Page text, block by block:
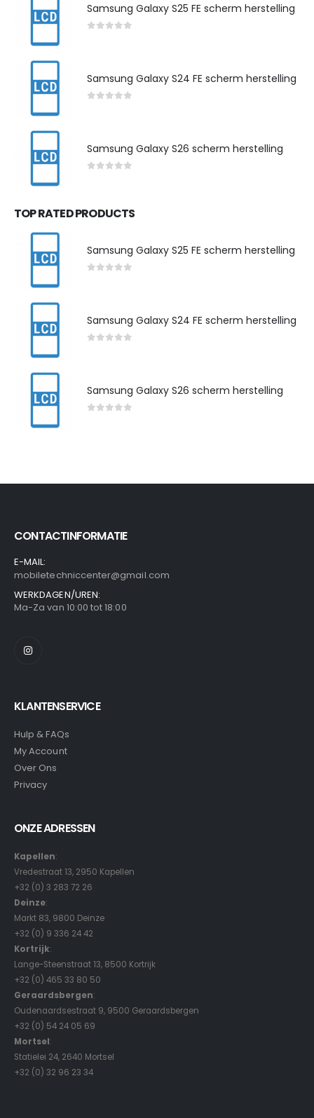
Samsung Galaxy S25 FE scherm herstelling
Samsung Galaxy S24 FE scherm herstelling
Samsung Galaxy S26 scherm herstelling
TOP RATED PRODUCTS
Samsung Galaxy S25 FE scherm herstelling
Samsung Galaxy S24 FE scherm herstelling
Samsung Galaxy S26 scherm herstelling
CONTACTINFORMATIE
E-MAIL:
mobiletechniccenter@gmail.com
WERKDAGEN/UREN:
Ma-Za van 10:00 tot 18:00
KLANTENSERVICE
Hulp & FAQs
My Account
Over Ons
Privacy
ONZE ADRESSEN
Kapellen:
Vredestraat 13, 2950 Kapellen
+32 (0) 3 283 72 26
Deinze:
Markt 83, 9800 Deinze
+32 (0) 9 336 24 42
Kortrijk:
Lange-Steenstraat 13, 8500 Kortrijk
+32 (0) 465 33 80 50
Geraardsbergen:
Oudenaardsestraat 9, 9500 Geraardsbergen
+32 (0) 54 24 05 69
Mortsel:
Statielei 24, 2640 Mortsel
+32 (0) 32 96 23 34